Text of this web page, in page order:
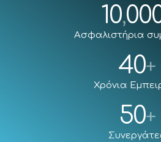
10,
Ασφαλιστήρια
40+
Χρόνια
50+